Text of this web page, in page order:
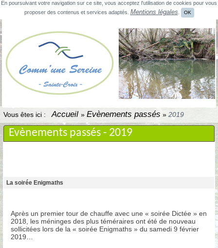
En poursuivant votre navigation sur ce site, vous acceptez l'utilisation de cookies pour vous
proposer des contenus et services adaptés. Mentions légales OK
Vous êtes ici : Accueil » Evènements passés » 2019
Evènements passés - 2019
La soirée Enigmaths
Après un premier tour de chauffe avec une « soirée Dictée » en
2018, les méninges des plus téméraires ont été de nouveau
sollicitées lors de la « soirée Enigmaths » du samedi 9 février
2019…